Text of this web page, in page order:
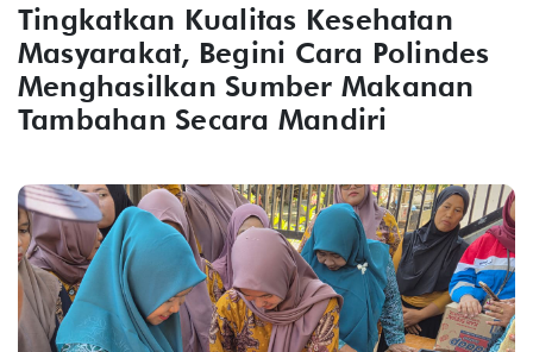
Tingkatkan Kualitas Kesehatan
Masyarakat, Begini Cara Polindes
Menghasilkan Sumber Makanan
Tambahan Secara Mandiri